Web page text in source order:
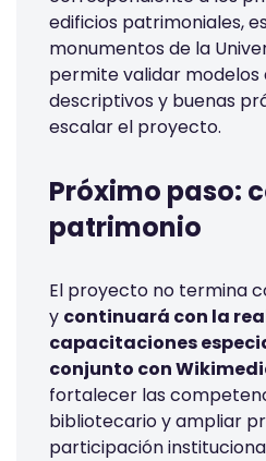
edificios patrimoniales,
monumentos de la
permite validar modelos
descriptivos y buenas
escalar el proyecto.
Próximo paso:
patrimonio
El proyecto no termina
y continuará con la
capacitaciones
conjunto con
fortalecer las
bibliotecario y ampliar
participación